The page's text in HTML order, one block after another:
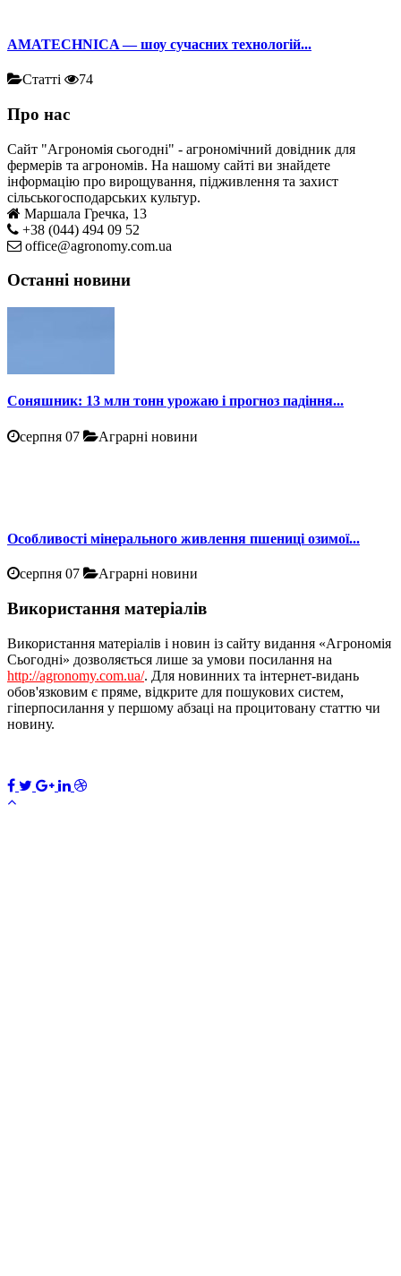
AMATECHNICA — шоу сучасних технологій...
Статті 74
Про нас
Сайт "Агрономія сьогодні" - агрономічний довідник для
фермерів та агрономів. На нашому сайті ви знайдете
інформацію про вирощування, підживлення та захист
сільськогосподарських культур.
Маршала Гречка, 13
+38 (044) 494 09 52
office@agronomy.com.ua
Останні новини
Соняшник: 13 млн тонн урожаю і прогноз падіння...
серпня 07 Аграрні новини
Особливості мінерального живлення пшениці озимої...
серпня 07 Аграрні новини
Використання матеріалів
Використання матеріалів і новин із сайту видання «Агрономія
Сьогодні» дозволяється лише за умови посилання на
http://agronomy.com.ua/. Для новинних та інтернет-видань
обов'язковим є пряме, відкрите для пошукових систем,
гіперпосилання у першому абзаці на процитовану статтю чи
новину.